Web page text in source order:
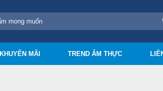
KHUYẾN MÃI TREND ẨM THỰC